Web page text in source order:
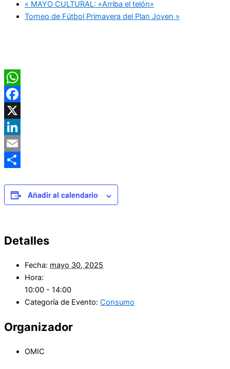
« MAYO CULTURAL: «Arriba el telón»
Torneo de Fútbol Primavera del Plan Joven »
WhatsApp
Facebook
X
LinkedIn
Email
Añadir al calendario
Detalles
Fecha: mayo 30, 2025
Hora:
10:00 - 14:00
Categoría de Evento: Consumo
Organizador
OMIC